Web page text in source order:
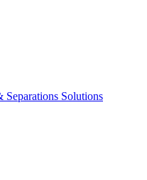
Separations Solutions